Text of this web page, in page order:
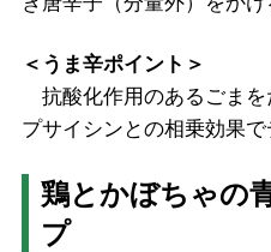
＜うま辛ポイント＞
抗酸化作用のあるごまを
プサイシンとの相乗効果で
鶏とかぼちゃの
プ